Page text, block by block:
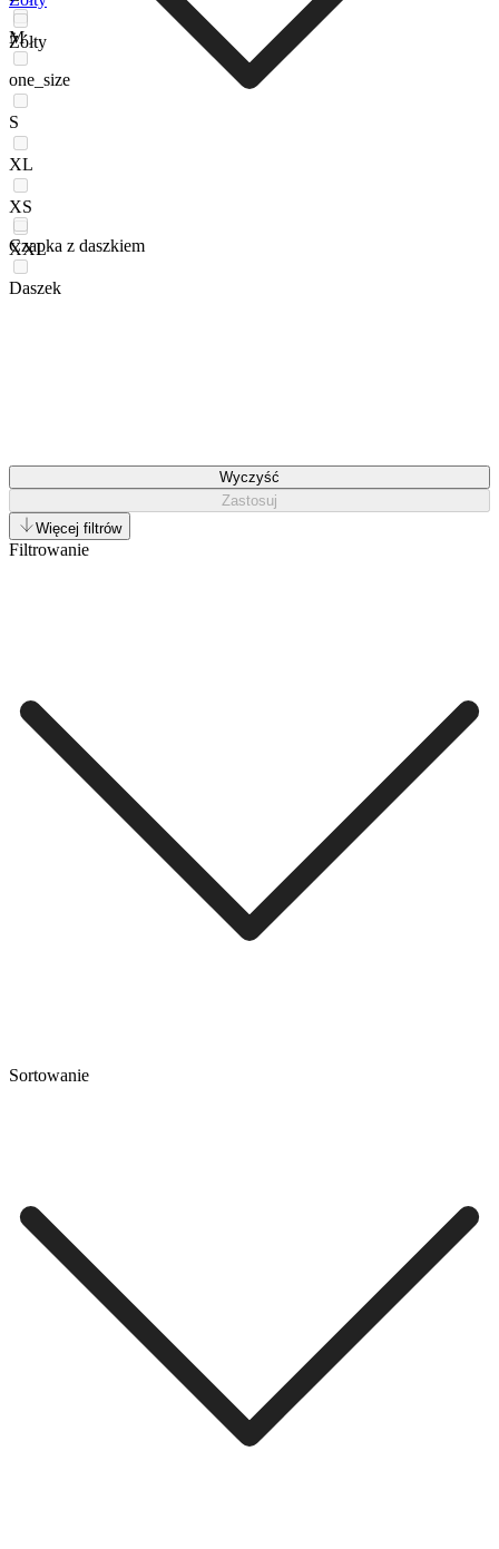
M
one_size
S
XL
XS
XXL
Żółty
Czapka z daszkiem
Daszek
Wyczyść
Zastosuj
Więcej filtrów
Filtrowanie
Sortowanie